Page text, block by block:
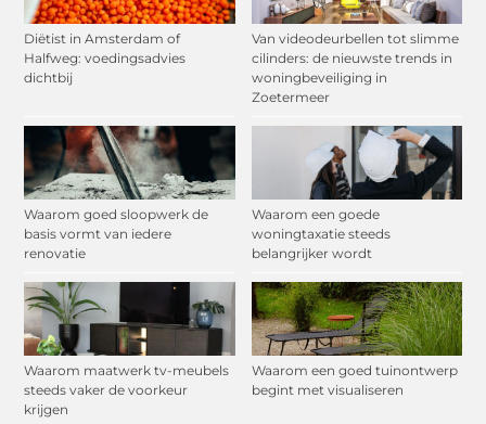
Diëtist in Amsterdam of
Halfweg: voedingsadvies
dichtbij
Van videodeurbellen tot slimme
cilinders: de nieuwste trends in
woningbeveiliging in
Zoetermeer
Waarom goed sloopwerk de
basis vormt van iedere
renovatie
Waarom een goede
woningtaxatie steeds
belangrijker wordt
Waarom maatwerk tv-meubels
steeds vaker de voorkeur
krijgen
Waarom een goed tuinontwerp
begint met visualiseren